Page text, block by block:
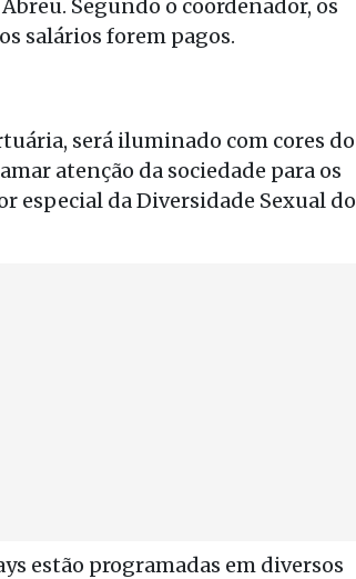
Segundo o coordenador, os
salários forem pagos.
será iluminado com cores do
atenção da sociedade para os
especial da Diversidade Sexual do
estão programadas em diversos